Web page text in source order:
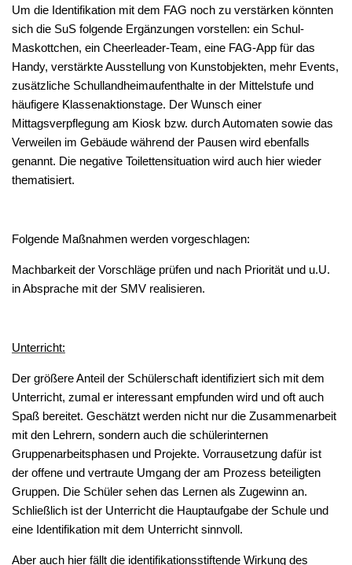
Um die Identifikation mit dem FAG noch zu verstärken könnten
sich die SuS folgende Ergänzungen vorstellen: ein Schul-
Maskottchen, ein Cheerleader-Team, eine FAG-App für das
Handy, verstärkte Ausstellung von Kunstobjekten, mehr Events,
zusätzliche Schullandheimaufenthalte in der Mittelstufe und
häufigere Klassenaktionstage. Der Wunsch einer
Mittagsverpflegung am Kiosk bzw. durch Automaten sowie das
Verweilen im Gebäude während der Pausen wird ebenfalls
genannt. Die negative Toilettensituation wird auch hier wieder
thematisiert.
Folgende Maßnahmen werden vorgeschlagen:
Machbarkeit der Vorschläge prüfen und nach Priorität und u.U.
in Absprache mit der SMV realisieren.
Unterricht:
Der größere Anteil der Schülerschaft identifiziert sich mit dem
Unterricht, zumal er interessant empfunden wird und oft auch
Spaß bereitet. Geschätzt werden nicht nur die Zusammenarbeit
mit den Lehrern, sondern auch die schülerinternen
Gruppenarbeitsphasen und Projekte. Vorrausetzung dafür ist
der offene und vertraute Umgang der am Prozess beteiligten
Gruppen. Die Schüler sehen das Lernen als Zugewinn an.
Schließlich ist der Unterricht die Hauptaufgabe der Schule und
eine Identifikation mit dem Unterricht sinnvoll.
Aber auch hier fällt die identifikationsstiftende Wirkung des